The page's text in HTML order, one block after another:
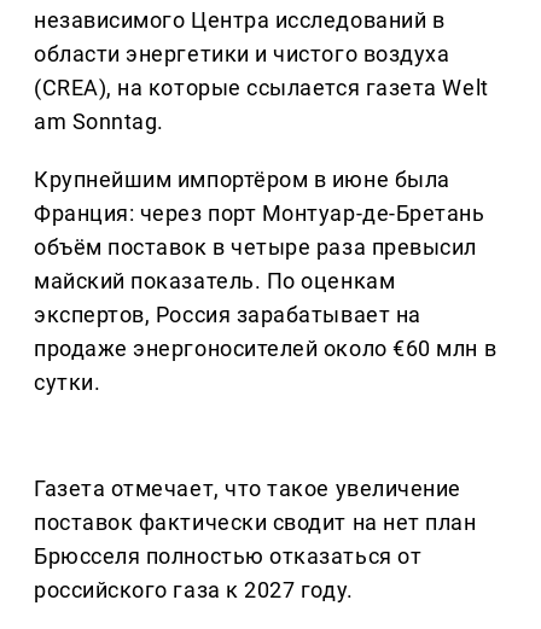
независимого Центра исследований в
области энергетики и чистого воздуха
(CREA), на которые ссылается газета Welt
am Sonntag.
Крупнейшим импортёром в июне была
Франция: через порт Монтуар-де-Бретань
объём поставок в четыре раза превысил
майский показатель. По оценкам
экспертов, Россия зарабатывает на
продаже энергоносителей около €60 млн в
сутки.
Газета отмечает, что такое увеличение
поставок фактически сводит на нет план
Брюсселя полностью отказаться от
российского газа к 2027 году.